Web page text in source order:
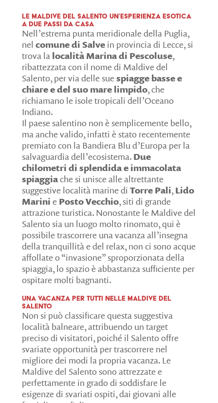
Le Maldive del Salento un’esperienza esotica
a due passi da casa
Nell’estrema punta meridionale della Puglia,
nel comune di Salvein provincia di Lecce, si
trova la località Marina di Pescoluse,
ribattezzata con il nome di Maldive del
Salento, per via delle suespiagge basse e
chiare e del suo mare limpido, che
richiamano le isole tropicali dell’Oceano
Indiano.
Il paese salentino non è semplicemente bello,
ma anche valido, infatti è stato recentemente
premiato con la Bandiera Blu d’Europa per la
salvaguardia dell’ecosistema. Due
chilometri di splendida e immacolata
spiaggiache si unisce alle altrettante
suggestive località marine di Torre Pali,Lido
Marini e Posto Vecchio, siti di grande
attrazione turistica. Nonostante le Maldive del
Salento sia un luogo molto rinomato, qui è
possibile trascorrere una vacanza all’insegna
della tranquillità e del relax, non ci sono acque
affollate o “invasione” sproporzionata della
spiaggia, lo spazio è abbastanza sufficiente per
ospitare molti bagnanti.
Una vacanza per tutti nelle Maldive del
Salento
Non si può classificare questa suggestiva
località balneare, attribuendo un target
preciso di visitatori, poiché il Salento offre
svariate opportunità per trascorrere nel
migliore dei modi la propria vacanza. Le
Maldive del Salento sono attrezzate e
perfettamente in grado di soddisfare le
esigenze di svariati ospiti, dai giovani alle